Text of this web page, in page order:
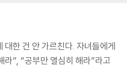
한 건 안 가르친다. 자녀들에게
”, “공부만 열심히 해라”라고